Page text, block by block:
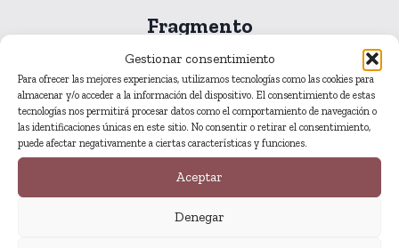
Gestionar consentimiento
Para ofrecer las mejores experiencias, utilizamos tecnologías como las cookies para
almacenar y/o acceder a la información del dispositivo. El consentimiento de estas
tecnologías nos permitirá procesar datos como el comportamiento de navegación o
las identificaciones únicas en este sitio. No consentir o retirar el consentimiento,
puede afectar negativamente a ciertas características y funciones.
Aceptar
Denegar
Fragmento
EL SOFISMA
ESBOÇ EN NEGRE SOBRE BLANC TRENCAT
Com les estovalles de domàs
el capital que et cal pensar
i al qual, per descomptat, mai hauràs de recórrer